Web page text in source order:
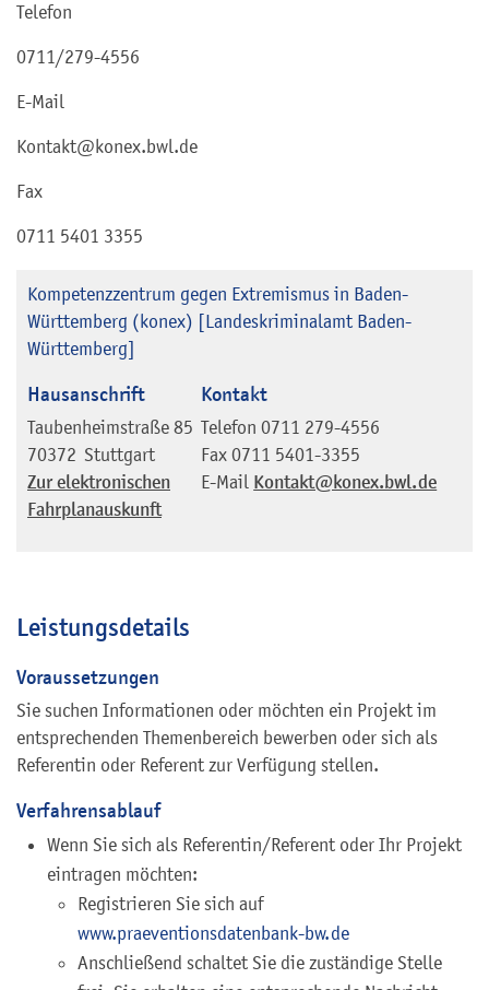
Telefon
0711/279-4556
E-Mail
Kontakt@konex.bwl.de
Fax
0711 5401 3355
Kompetenzzentrum gegen Extremismus in Baden-
Württemberg (konex) [Landeskriminalamt Baden-
Württemberg]
Hausanschrift
Taubenheimstraße 85
70372 Stuttgart
Zur elektronischen
Fahrplanauskunft
Kontakt
Telefon 0711 279-4556
Fax 0711 5401-3355
E-Mail Kontakt@konex.bwl.de
Leistungsdetails
Voraussetzungen
Sie suchen Informationen oder möchten ein Projekt im
entsprechenden Themenbereich bewerben oder sich als
Referentin oder Referent zur Verfügung stellen.
Verfahrensablauf
Wenn Sie sich als Referentin/Referent oder Ihr Projekt
eintragen möchten:
Registrieren Sie sich auf
www.praeventionsdatenbank-bw.de
Anschließend schaltet Sie die zuständige Stelle